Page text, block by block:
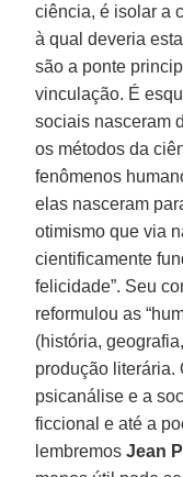
ciência, é isolar a
à qual deveria
são a ponte
vinculação. É
sociais nasceram
os métodos da
fenômenos
elas nasceram
otimismo que via
cientificamente
felicidade”. Seu
reformulou as
(história,
produção literária.
psicanálise e a
ficcional e até a
lembremosJean